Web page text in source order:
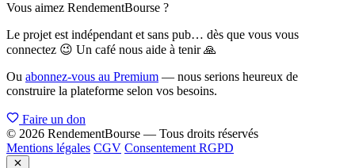
Vous aimez RendementBourse ?
Le projet est indépendant et sans pub… dès que vous vous
connectez 😉 Un café nous aide à tenir 🙏
Ou abonnez-vous au Premium — nous serions heureux de
construire la plateforme selon vos besoins.
Faire un don
© 2026 RendementBourse — Tous droits réservés
Mentions légales CGV Consentement RGPD